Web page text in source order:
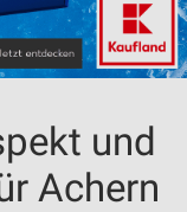
und
Achern